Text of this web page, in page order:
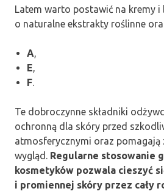
Latem warto postawić na kremy
o naturalne ekstrakty roślinne
A,
E,
F.
Te dobroczynne składniki
ochronną dla skóry przed
atmosferycznymi oraz pomagają
wygląd. Regularne stosowanie
kosmetyków pozwala cieszyć
i promiennej skóry przez cały